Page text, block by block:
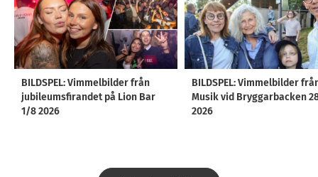
BILDSPEL: Vimmelbilder från
jubileumsfirandet på Lion Bar
1/8 2026
BILDSPEL: Vimmelbilder
Musik vid Bryggarbacken
2026